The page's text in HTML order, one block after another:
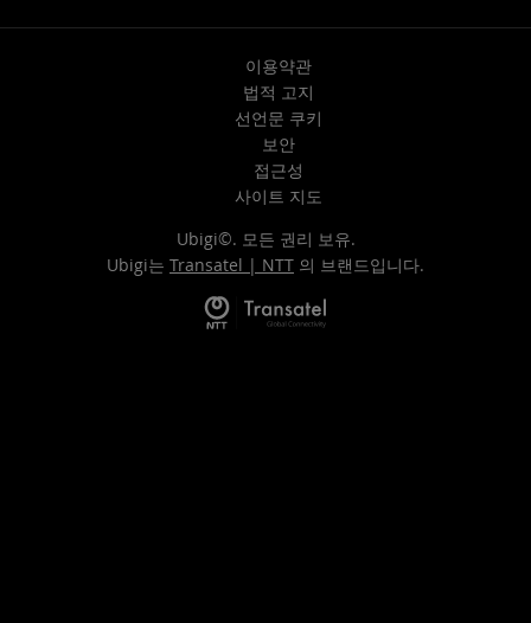
이용약관
법적 고지
선언문 쿠키
보안
접근성
사이트 지도
Ubigi©. 모든 권리 보유.
Ubigi는 Transatel | NTT 의 브랜드입니다.